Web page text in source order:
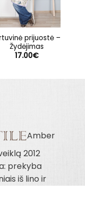
prijuostė –
Žydėjimas
17.00€
Amber
2012
prekyba
iš lino ir